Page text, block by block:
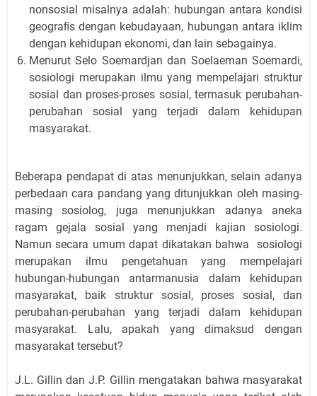
nonsosial misalnya adalah: hubungan antara kondisi
geograﬁs dengan kebudayaan, hubungan antara iklim
dengan kehidupan ekonomi, dan lain sebagainya.
Menurut Selo Soemardjan dan Soelaeman Soemardi,
sosiologi merupakan ilmu yang mempelajari struktur
sosial dan proses-proses sosial, termasuk perubahan-
perubahan sosial yang terjadi dalam kehidupan
masyarakat.
Beberapa pendapat di atas menunjukkan, selain adanya
perbedaan cara pandang yang ditunjukkan oleh masing-
masing sosiolog, juga menunjukkan adanya aneka
ragam gejala sosial yang menjadi kajian sosiologi.
Namun secara umum dapat dikatakan bahwa sosiologi
merupakan ilmu pengetahuan yang mempelajari
hubungan-hubungan antarmanusia dalam kehidupan
masyarakat, baik struktur sosial, proses sosial, dan
perubahan-perubahan yang terjadi dalam kehidupan
masyarakat. Lalu, apakah yang dimaksud dengan
masyarakat tersebut?
J.L. Gillin dan J.P. Gillin mengatakan bahwa masyarakat